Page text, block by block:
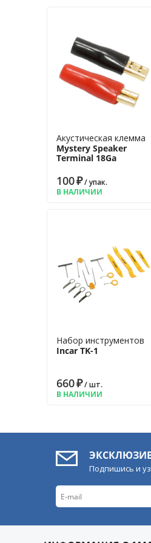
Акустическая клемма
Mystery Speaker
Terminal 18Ga
100₽/ упак.
В НАЛИЧИИ
Набор инструментов
Incar TK-1
660₽/ шт.
В НАЛИЧИИ
Подпишись и